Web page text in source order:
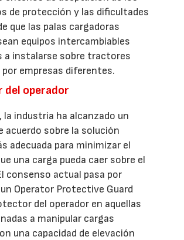
de protección y las dificultades
que las palas cargadoras
equipos intercambiables
a instalarse sobre tractores
empresas diferentes.
operador
la industria ha alcanzado un
acuerdo sobre la solución
adecuada para minimizar el
una carga pueda caer sobre el
consenso actual pasa por
Operator Protective Guard
del operador en aquellas
a manipular cargas
una capacidad de elevación